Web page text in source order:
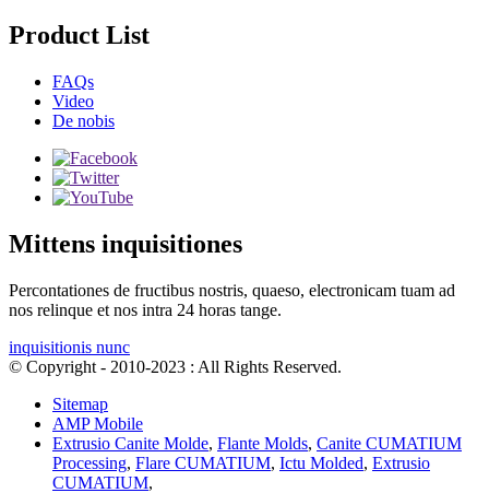
Product List
FAQs
Video
De nobis
Mittens inquisitiones
Percontationes de fructibus nostris, quaeso, electronicam tuam ad
nos relinque et nos intra 24 horas tange.
inquisitionis nunc
© Copyright - 2010-2023 : All Rights Reserved.
Sitemap
AMP Mobile
Extrusio Canite Molde, Flante Molds, Canite CUMATIUM
Processing, Flare CUMATIUM, Ictu Molded, Extrusio
CUMATIUM,